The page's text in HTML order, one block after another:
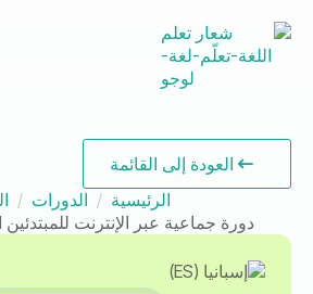
العودة إلى القائمة
الرئيسية
الدورات
دورة جماعية عبر الإنترنت للمبتدئين A1.1 في اللغة الإسبانية